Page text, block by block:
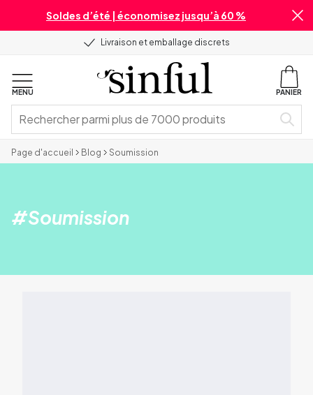
Soldes d’été | économisez jusqu’à 60 %
Livraison et emballage discrets
MENU PANIER
Page d'accueil Blog Soumission
#Soumission